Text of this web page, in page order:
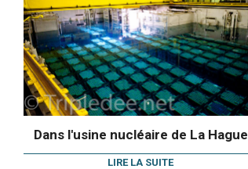
Dans l'usine nucléaire de La Hague
LIRE LA SUITE